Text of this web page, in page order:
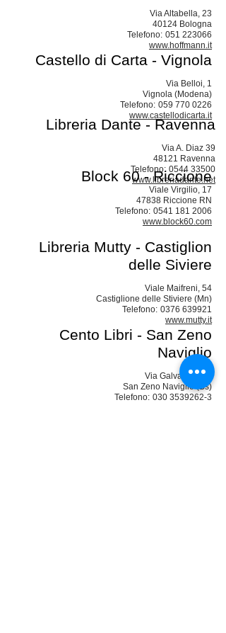
Via Altabella, 23
40124 Bologna
Telefono: 051 223066
www.hoffmann.it
Castello di Carta - Vignola
Via Belloi, 1
Vignola (Modena)
Telefono: 059 770 0226
www.castellodicarta.it
Libreria Dante - Ravenna
Via A. Diaz 39
48121 Ravenna
Telefono: 0544 33500
www.libreriadante.net‎
Block 60 - Riccione
Viale Virgilio, 17
47838 Riccione RN
Telefono: 0541 181 2006
www.block60.com
Libreria Mutty - Castiglion
delle Siviere
Viale Maifreni, 54
Castiglione delle Stiviere (Mn)
Telefono: 0376 639921
www.mutty.it
Cento Libri - San Zeno
Naviglio
Via Galvani, 6 c/d
San Zeno Naviglio (Bs)
Telefono: 030 3539262-3